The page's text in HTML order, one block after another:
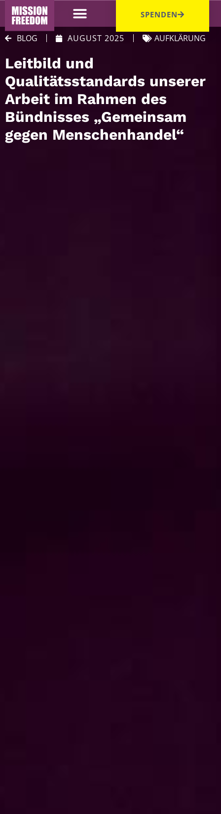
SPENDEN
BLOG AUGUST 2025 AUFKLÄRUNG
Leitbild und
Qualitätsstandards unserer
Arbeit im Rahmen des
Bündnisses „Gemeinsam
gegen Menschenhandel“